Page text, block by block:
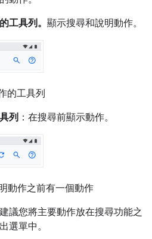
工具列。 顯示搜尋和說明動作。
的工具列
列 ：在搜尋前顯示動作。
動作之前有一個動作
議您將主要動作放在搜尋功能之
選單中。